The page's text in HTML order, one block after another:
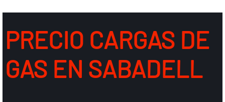
PRECIO CARGAS DE
GAS EN SABADELL